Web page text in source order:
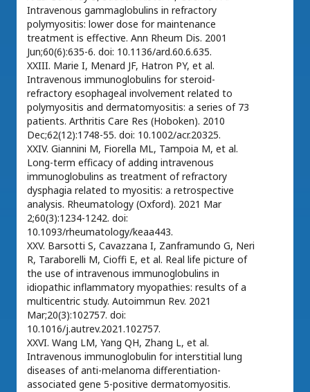
Intravenous gammaglobulins in refractory
polymyositis: lower dose for maintenance
treatment is effective. Ann Rheum Dis. 2001
Jun;60(6):635-6. doi: 10.1136/ard.60.6.635.
XXIII. Marie I, Menard JF, Hatron PY, et al.
Intravenous immunoglobulins for steroid-
refractory esophageal involvement related to
polymyositis and dermatomyositis: a series of 73
patients. Arthritis Care Res (Hoboken). 2010
Dec;62(12):1748-55. doi: 10.1002/acr.20325.
XXIV. Giannini M, Fiorella ML, Tampoia M, et al.
Long-term efficacy of adding intravenous
immunoglobulins as treatment of refractory
dysphagia related to myositis: a retrospective
analysis. Rheumatology (Oxford). 2021 Mar
2;60(3):1234-1242. doi:
10.1093/rheumatology/keaa443.
XXV. Barsotti S, Cavazzana I, Zanframundo G, Neri
R, Taraborelli M, Cioffi E, et al. Real life picture of
the use of intravenous immunoglobulins in
idiopathic inflammatory myopathies: results of a
multicentric study. Autoimmun Rev. 2021
Mar;20(3):102757. doi:
10.1016/j.autrev.2021.102757.
XXVI. Wang LM, Yang QH, Zhang L, et al.
Intravenous immunoglobulin for interstitial lung
diseases of anti-melanoma differentiation-
associated gene 5-positive dermatomyositis.